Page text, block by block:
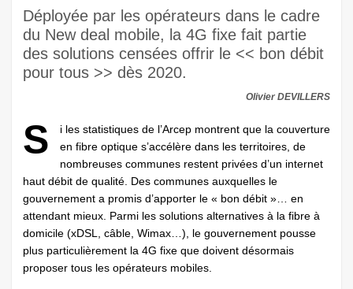
Déployée par les opérateurs dans le cadre
du New deal mobile, la 4G fixe fait partie
des solutions censées offrir le << bon débit
pour tous >> dès 2020.
Olivier DEVILLERS
S
i les statistiques de l’Arcep montrent que la couverture
en fibre optique s’accélère dans les territoires, de
nombreuses communes restent privées d’un internet
haut débit de qualité. Des communes auxquelles le
gouvernement a promis d’apporter le « bon débit »… en
attendant mieux. Parmi les solutions alternatives à la fibre à
domicile (xDSL, câble, Wimax…), le gouvernement pousse
plus particulièrement la 4G fixe que doivent désormais
proposer tous les opérateurs mobiles.